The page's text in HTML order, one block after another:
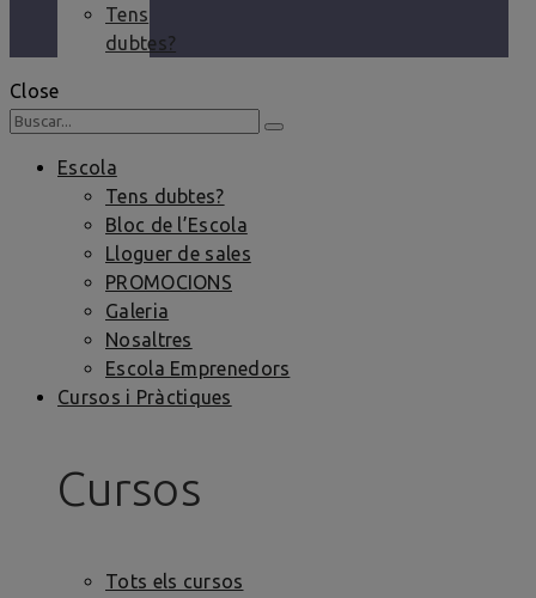
Tens
dubtes?
Close
Escola
Tens dubtes?
Bloc de l’Escola
Lloguer de sales
PROMOCIONS
Galeria
Nosaltres
Escola Emprenedors
Cursos i Pràctiques
Cursos
Tots els cursos